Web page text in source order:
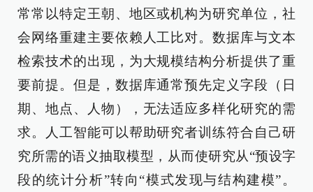
常常以特定王朝、地区或机构为研究单位，社
会网络重建主要依赖人工比对。数据库与文本
检索技术的出现，为大规模结构分析提供了重
要前提。但是，数据库通常预先定义字段（日
期、地点、人物），无法适应多样化研究的需
求。人工智能可以帮助研究者训练符合自己研
究所需的语义抽取模型，从而使研究从“预设字
段的统计分析”转向“模式发现与结构建模”。